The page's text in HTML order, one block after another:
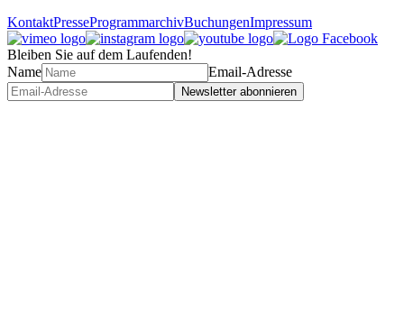
KontaktPresseProgrammarchivBuchungenImpressum
Bleiben Sie auf dem Laufenden!
Name
Email-Adresse
Newsletter abonnieren